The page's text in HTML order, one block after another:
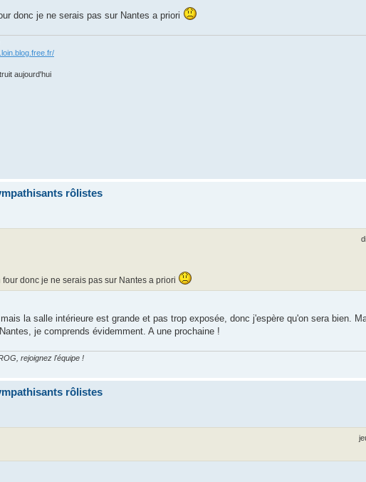
donc je ne serais pas sur Nantes a priori
aujourd'hui
rôlistes
donc je ne serais pas sur Nantes a priori
la salle intérieure est grande et pas trop exposée, donc j'espère qu'on sera bien.
je comprends évidemment. A une prochaine !
rejoignez l'équipe !
rôlistes